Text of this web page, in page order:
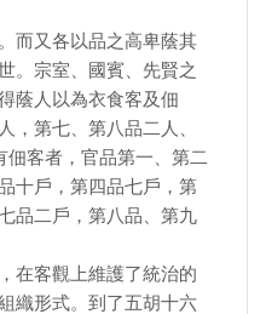
而又各以品之高卑蔭其
。宗室、國賓、先賢之
蔭人以為衣食客及佃
，第七、第八品二人、
客者，官品第一、第二
十戶，第四品七戶，第
品二戶，第八品、第九
在客觀上維護了統治的
織形式。到了五胡十六